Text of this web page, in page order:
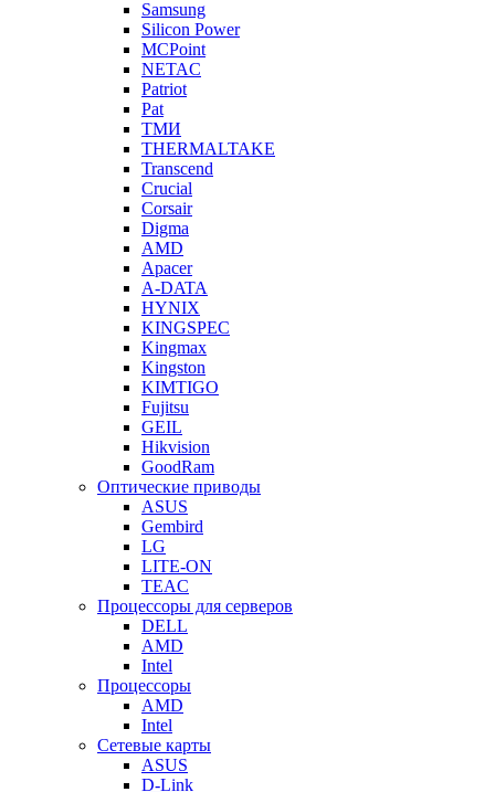
Samsung
Silicon Power
MCPoint
NETAC
Patriot
Pat
ТМИ
THERMALTAKE
Transcend
Crucial
Corsair
Digma
AMD
Apacer
A-DATA
HYNIX
KINGSPEC
Kingmax
Kingston
KIMTIGO
Fujitsu
GEIL
Hikvision
GoodRam
Оптические приводы
ASUS
Gembird
LG
LITE-ON
TEAC
Процессоры для серверов
DELL
AMD
Intel
Процессоры
AMD
Intel
Сетевые карты
ASUS
D-Link